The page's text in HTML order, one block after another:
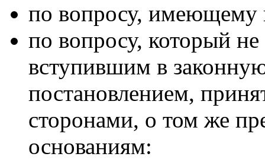
по вопросу, имеющему
по вопросу, который
вступившим в
постановлением,
сторонами, о том же
основаниям: